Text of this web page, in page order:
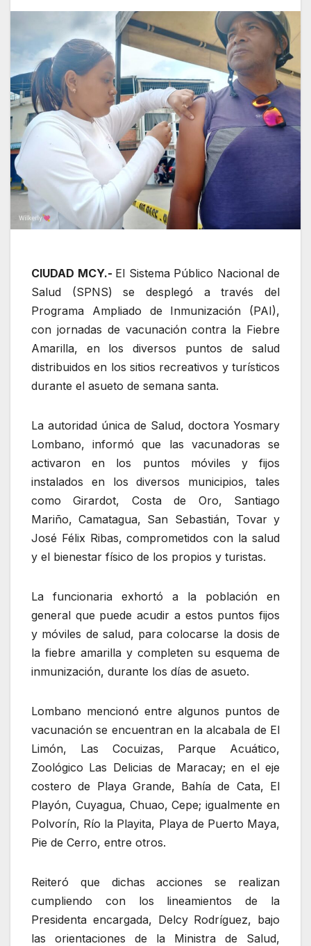
CIUDAD MCY.- El Sistema Público Nacional de
Salud (SPNS) se desplegó a través del
Programa Ampliado de Inmunización (PAI),
con jornadas de vacunación contra la Fiebre
Amarilla, en los diversos puntos de salud
distribuidos en los sitios recreativos y turísticos
durante el asueto de semana santa.
La autoridad única de Salud, doctora Yosmary
Lombano, informó que las vacunadoras se
activaron en los puntos móviles y fijos
instalados en los diversos municipios, tales
como Girardot, Costa de Oro, Santiago
Mariño, Camatagua, San Sebastián, Tovar y
José Félix Ribas, comprometidos con la salud
y el bienestar físico de los propios y turistas.
La funcionaria exhortó a la población en
general que puede acudir a estos puntos fijos
y móviles de salud, para colocarse la dosis de
la fiebre amarilla y completen su esquema de
inmunización, durante los días de asueto.
Lombano mencionó entre algunos puntos de
vacunación se encuentran en la alcabala de El
Limón, Las Cocuizas, Parque Acuático,
Zoológico Las Delicias de Maracay; en el eje
costero de Playa Grande, Bahía de Cata, El
Playón, Cuyagua, Chuao, Cepe; igualmente en
Polvorín, Río la Playita, Playa de Puerto Maya,
Pie de Cerro, entre otros.
Reiteró que dichas acciones se realizan
cumpliendo con los lineamientos de la
Presidenta encargada, Delcy Rodríguez, bajo
las orientaciones de la Ministra de Salud,